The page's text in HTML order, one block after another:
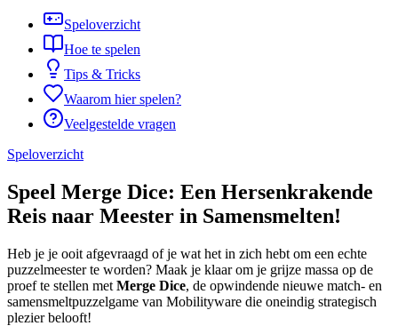
Speloverzicht
Hoe te spelen
Tips & Tricks
Waarom hier spelen?
Veelgestelde vragen
Speloverzicht
Speel Merge Dice: Een Hersenkrakende
Reis naar Meester in Samensmelten!
Heb je je ooit afgevraagd of je wat het in zich hebt om een echte
puzzelmeester te worden? Maak je klaar om je grijze massa op de
proef te stellen met Merge Dice, de opwindende nieuwe match- en
samensmeltpuzzelgame van Mobilityware die oneindig strategisch
plezier belooft!